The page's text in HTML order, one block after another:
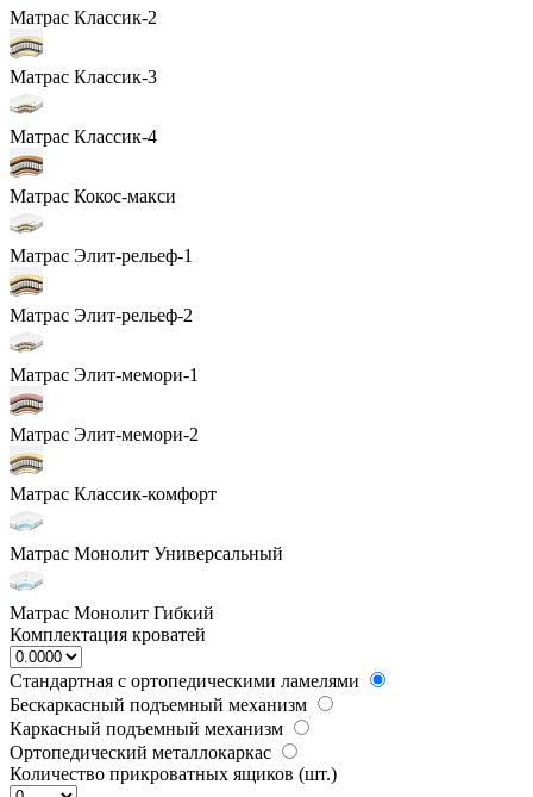
Матрас Классик-2
Матрас Классик-3
Матрас Классик-4
Матрас Кокос-макси
Матрас Элит-рельеф-1
Матрас Элит-рельеф-2
Матрас Элит-мемори-1
Матрас Элит-мемори-2
Матрас Классик-комфорт
Матрас Монолит Универсальный
Матрас Монолит Гибкий
Комплектация кроватей
Стандартная с ортопедическими ламелями
Бескаркасный подъемный механизм
Каркасный подъемный механизм
Ортопедический металлокаркас
Количество прикроватных ящиков (шт.)